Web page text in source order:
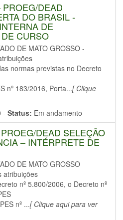
PROEG/DEAD
DO BRASIL -
DE
CURSO
DE MATO GROSSO -
normas previstas no Decreto
nº 183/2016, Porta...[ Clique
- Status: Em andamento
DEAD SELEÇÃO
– INTÉRPRETE DE
DE MATO GROSSO
atribuições
nº 5.800/2006, o Decreto nº
nº ...[ Clique aqui para ver